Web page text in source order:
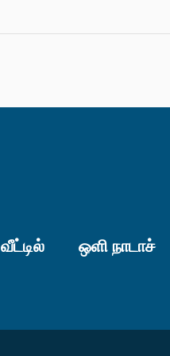
வீட்டில் ஒளி நாடாச்